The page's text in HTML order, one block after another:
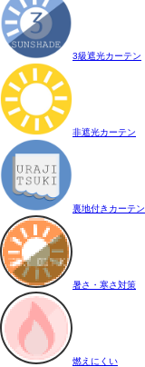
3級遮光カーテン
非遮光カーテン
裏地付きカーテン
暑さ・寒さ対策
燃えにくい